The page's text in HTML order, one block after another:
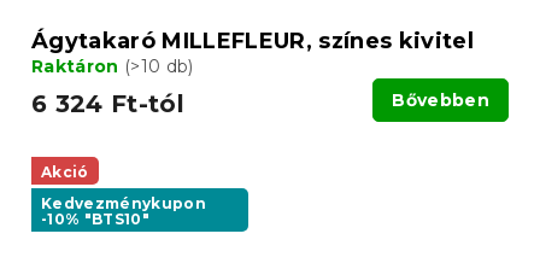
Ágytakaró MILLEFLEUR, színes kivitel
Raktáron (>10 db)
6 324 Ft-tól Bővebben
Akció
Kedvezménykupon
-10% "BTS10"